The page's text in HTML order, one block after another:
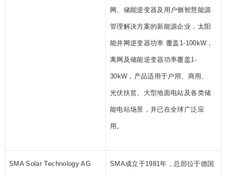
网、储能逆变器及用户侧智慧能源
管理解决方案的新能源企业，太阳
能并网逆变器功率 覆盖1-100kW，
离网及储能逆变器功率覆盖1-
30kW，产品适用于户用、商用、
光伏扶贫、大型地面电站及各类储
能电站场景，并已在全球广泛应
用。
SMA Solar Technology AG SMA成立于1981年，总部位于德国